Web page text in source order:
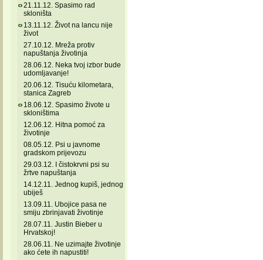
21.11.12. Spasimo rad
skloništa
13.11.12. Život na lancu nije
život
27.10.12. Mreža protiv
napuštanja životinja
28.06.12. Neka tvoj izbor bude
udomljavanje!
20.06.12. Tisuću kilometara,
stanica Zagreb
18.06.12. Spasimo živote u
skloništima
12.06.12. Hitna pomoć za
životinje
08.05.12. Psi u javnome
gradskom prijevozu
29.03.12. I čistokrvni psi su
žrtve napuštanja
14.12.11. Jednog kupiš, jednog
ubiješ
13.09.11. Ubojice pasa ne
smiju zbrinjavati životinje
28.07.11. Justin Bieber u
Hrvatskoj!
28.06.11. Ne uzimajte životinje
ako ćete ih napustiti!